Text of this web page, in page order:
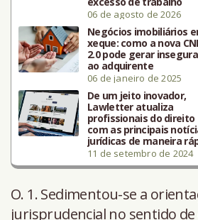
06 de agosto de 2026
Negócios imobiliários
xeque: como a nova
2.0 pode gerar
ao adquirente
06 de janeiro de 2025
De um jeito inovador,
Lawletter atualiza
profissionais do direito
com as principais
jurídicas de maneira
11 de setembro de 2024
O. 1. Sedimentou-se a
jurisprudencial no sentido de